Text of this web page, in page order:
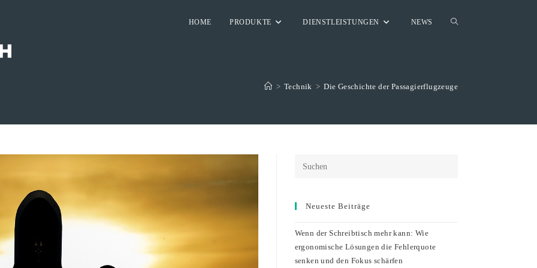
HOME PRODUKTE DIENSTLEISTUNGEN NEWS WEBSITE-
> Technik > Die Geschichte der Passagierflugzeuge
Neueste Beiträge
Wenn der Schreibtisch mehr kann: Wie
ergonomische Lösungen die Fehlerquote
senken und den Fokus schärfen